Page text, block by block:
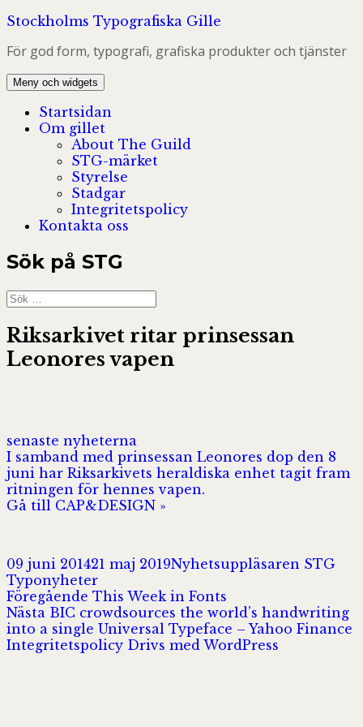
Hoppa
innehåll
Stockholms Typografiska Gille
För god form, typografi, grafiska produkter och tjänster
Meny och widgets
Startsidan
Om gillet
About The Guild
STG-märket
Styrelse
Stadgar
Integritetspolicy
Kontakta oss
Sök på STG
Sök
efter:
Riksarkivet ritar prinsessan
Leonores vapen
senaste nyheterna
I samband med prinsessan Leonores dop den 8
juni har Riksarkivets heraldiska enhet tagit fram
ritningen för hennes vapen.
Gå till CAP&DESIGN »
Postat
09 juni 201421 maj 2019Författare
Nyhetsuppläsaren STG
Typonyheter
Inläggsnavigering
Föregående Föregående
inlägg:
This Week in Fonts
Nästa Nästa
inlägg:
BIC crowdsources the world’s handwriting
into a single Universal Typeface – Yahoo Finance
Integritetspolicy Drivs med WordPress